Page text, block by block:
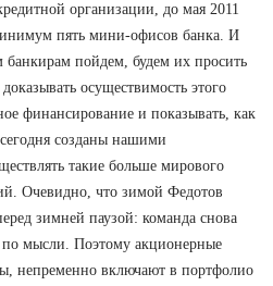
организации, до мая 2011
пять мини-офисов банка. И
пойдем, будем их просить
осуществимость этого
финансирование и показывать, как
созданы нашими
такие больше мирового
Очевидно, что зимой Федотов
зимней паузой: команда снова
мысли. Поэтому акционерные
непременно включают в портфолио